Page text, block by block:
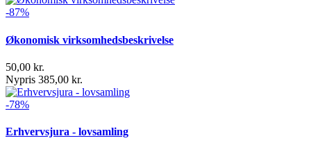
-87%
Økonomisk virksomhedsbeskrivelse
50,00 kr.
Nypris 385,00 kr.
-78%
Erhvervsjura - lovsamling